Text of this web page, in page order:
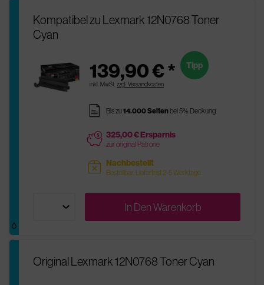
Kompatibel zu Lexmark 12N0768 Toner
Cyan
139,90 € *
inkl. MwSt. zzgl. Versandkosten
Tipp
pages Bis zu14.000 Seitenbei 5% Deckung
price 325,00 € Ersparnis
zur original Patrone
sold Nachbestellt
Bestellbar, Lieferfrist 2-5 Werktage
In DenWarenkorb
Original Lexmark 12N0768 Toner Cyan